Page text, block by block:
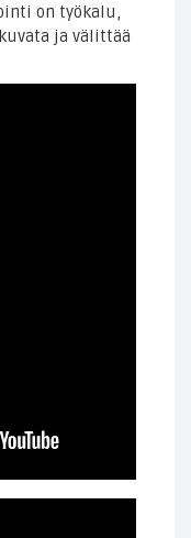
on työkalu,
ja välittää